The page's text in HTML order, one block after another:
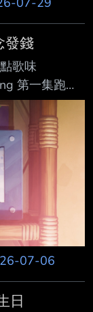
發錢
歌味
第一集跑了
味就出來了
魔女
之就是菈菈
斷(X 以前都
女想要看看
07-06
日